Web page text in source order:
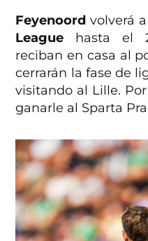
Feyenoord volverá
League hasta el
reciban en casa al
cerrarán la fase de
visitando al Lille.
ganarle al Sparta